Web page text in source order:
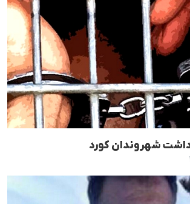
شهروندان کورد